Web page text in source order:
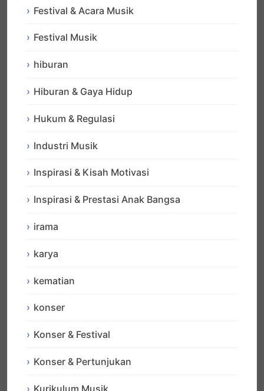
Festival & Acara Musik
Festival Musik
hiburan
Hiburan & Gaya Hidup
Hukum & Regulasi
Industri Musik
Inspirasi & Kisah Motivasi
Inspirasi & Prestasi Anak Bangsa
irama
karya
kematian
konser
Konser & Festival
Konser & Pertunjukan
Kurikulum Musik